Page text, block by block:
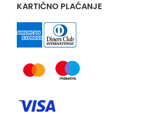
KARTIČNO PLAĆANJE